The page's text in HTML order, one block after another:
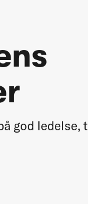
god ledelse,